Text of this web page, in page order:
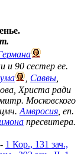
и 90 сестер ее.
Саввы
Христа ради
митр. Московского
Амвросия , еп.
пресвитера.
1 Кор., 131 зач.,